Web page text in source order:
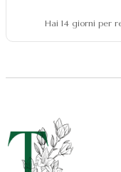
Hai 14 giorni per